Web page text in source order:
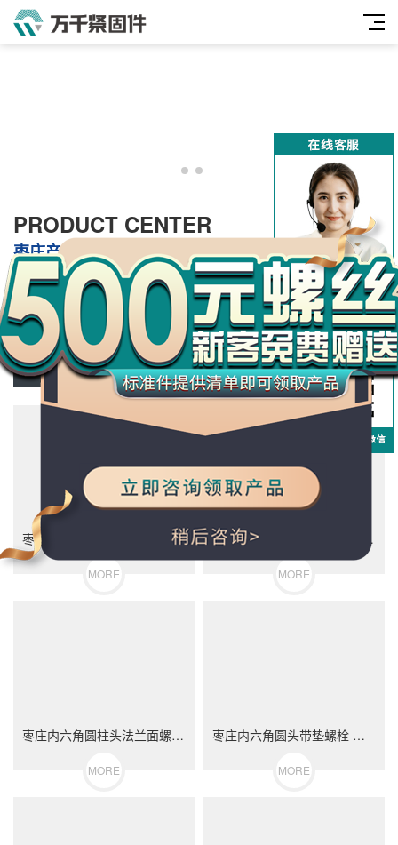
PRODUCT CENTER
枣庄产品中心
枣庄螺栓类 枣庄双头牙条类
枣庄螺母类 枣庄垫圈及挡圈类
枣庄轮毂螺栓 汽车轮胎螺丝 不锈钢（304/316）碳钢 合金钢
MORE
枣庄内六角圆柱头螺栓 DIN912 不锈钢（304/316）碳钢 合金钢
MORE
枣庄内六角圆柱头法兰面螺栓 不锈钢（304/316）碳钢 合金钢
MORE
枣庄内六角圆头带垫螺栓 不锈钢（304/316）碳钢 合金钢
MORE
工
品